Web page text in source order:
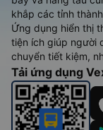
khắp các tỉnh
Ứng dụng hiển thị
tiện ích giúp người
chuyển tiết kiệm,
Tải ứng dụng